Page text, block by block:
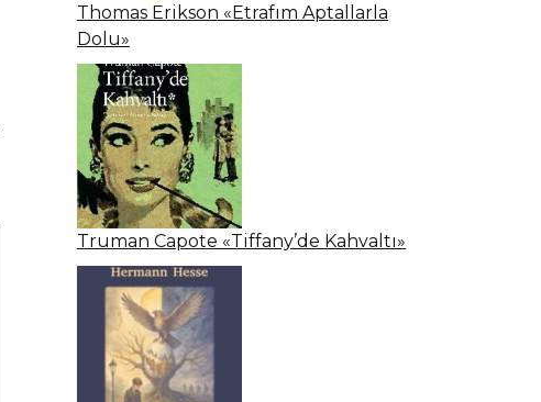
Thomas Erikson «Etrafım Aptallarla
Dolu»
Truman Capote «Tiffany’de Kahvaltı»